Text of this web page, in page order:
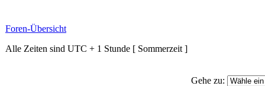
Foren-Übersicht
Alle Zeiten sind UTC + 1 Stunde [ Sommerzeit ]
Gehe zu: